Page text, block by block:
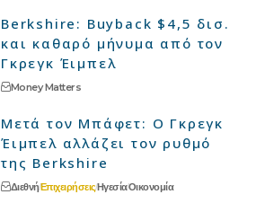
Berkshire: Buyback $4,5 δισ.
και καθαρό μήνυμα από τον
Γκρεγκ Έιμπελ
Money Matters
Μετά τον Μπάφετ: Ο Γκρεγκ
Έιμπελ αλλάζει τον ρυθμό
της Berkshire
ΔιεθνήΕπιχειρήσειςΗγεσίαΟικονομία